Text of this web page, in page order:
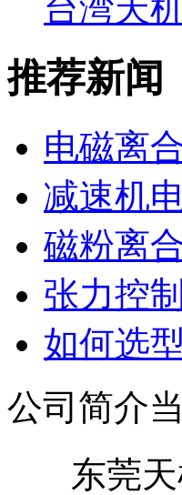
台湾天
推荐新闻
电磁离
减速机
磁粉离
张力控
如何选
公司简介
东莞天